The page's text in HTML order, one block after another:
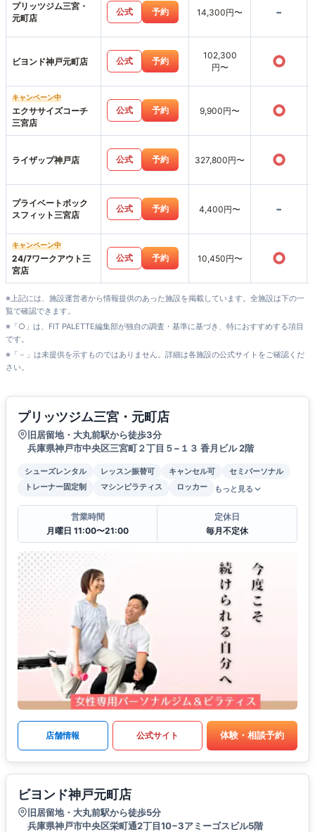
プリッツジム三宮・
元町店
公式 予約 14,300円〜 -
ビヨンド神戸元町店 公式 予約
102,300
円〜
○
キャンペーン中
エクササイズコーチ
三宮店
公式 予約 9,900円〜 ○
ライザップ神戸店 公式 予約 327,800円〜 ○
プライベートボック
スフィット三宮店
公式 予約 4,400円〜 -
キャンペーン中
24/7ワークアウト三
宮店
公式 予約 10,450円〜 ○
※上記には、施設運営者から情報提供のあった施設を掲載しています。全施設は下の一
覧で確認できます。
※「○」は、FIT PALETTE編集部が独自の調査・基準に基づき、特におすすめする項目
です。
※「－」は未提供を示すものではありません。詳細は各施設の公式サイトをご確認くだ
さい。
プリッツジム三宮・元町店
旧居留地・大丸前駅から徒歩3分
兵庫県神戸市中央区三宮町２丁目５−１３ 香月ビル 2階
シューズレンタル レッスン振替可 キャンセル可
セミパーソナル
トレーナー固定制
マシンピラティス ロッカー もっと見る
営業時間
月曜日 11:00〜21:00
定休日
毎月不定休
店舗情報 公式サイト 体験・相談予約
ビヨンド神戸元町店
旧居留地・大丸前駅から徒歩5分
兵庫県神戸市中央区栄町通2丁目10−3アミーゴスビル5階